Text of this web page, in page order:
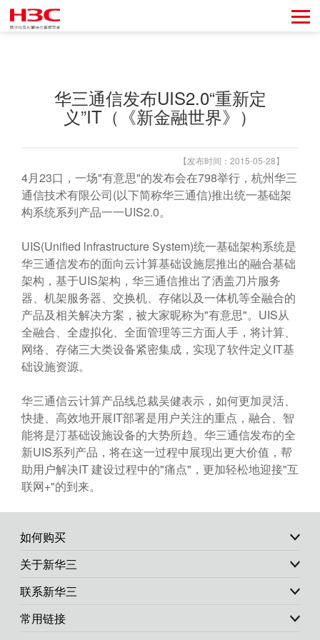
华三通信发布UIS2.0“重新定
义”IT（《新金融世界》）
【发布时间：2015-05-28】
4月23口，一场"有意思"的发布会在798举行，杭州华三
通信技术有限公司(以下简称华三通信)推出统一基础架
构系统系列产品一一UIS2.0。
UIS(Unified lnfrastructure System)统一基础架构系统是
华三通信发布的面向云计算基础设施层推出的融合基础
架构，基于UIS架构，华三通信推出了洒盖刀片服务
器、机架服务器、交换机、存储以及一体机等全融合的
产品及相关解决方案，被大家昵称为"有意思"。UIS从
全融合、全虚拟化、全面管理等三方面人手，将计算、
网络、存储三大类设备紧密集成，实现了软件定义IT基
础设施资源。
华三通信云计算产品线总裁吴健表示，如何更加灵活、
快捷、高效地开展IT部署是用户关注的重点，融合、智
能将是汀基础设施设备的大势所趋。华三通信发布的全
新UIS系列产品，将在这一过程中展现出更大价值，帮
助用户解决IT 建设过程中的"痛点"，更加轻松地迎接"互
联网+"的到来。
如何购买
关于新华三
联系新华三
常用链接